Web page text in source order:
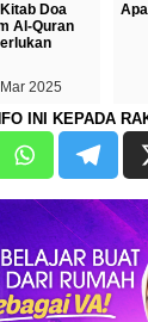
Doa
Al-Quran
2025
INI KEPADA